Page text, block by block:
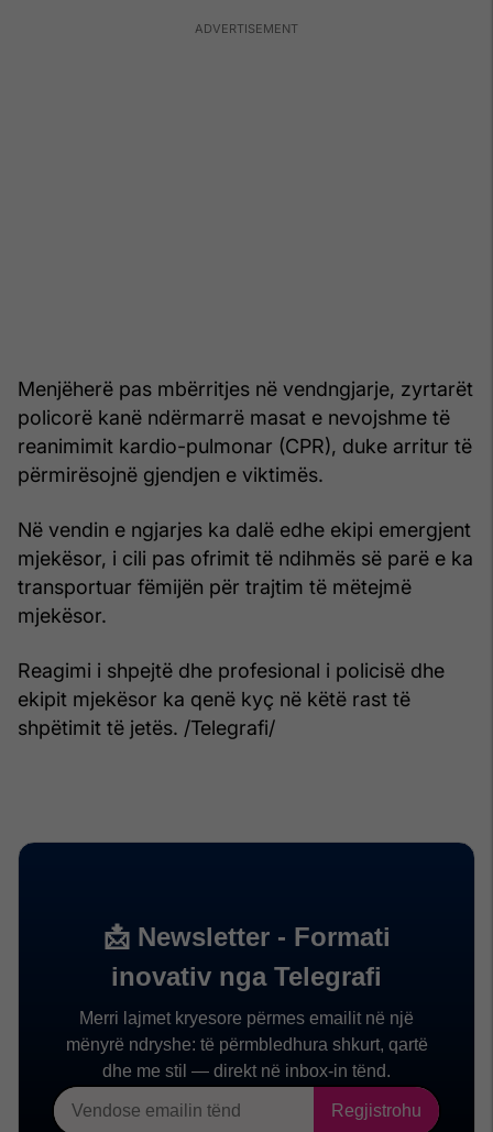
Menjëherë pas mbërritjes në vendngjarje, zyrtarët
policorë kanë ndërmarrë masat e nevojshme të
reanimimit kardio-pulmonar (CPR), duke arritur të
përmirësojnë gjendjen e viktimës.
Në vendin e ngjarjes ka dalë edhe ekipi emergjent
mjekësor, i cili pas ofrimit të ndihmës së parë e ka
transportuar fëmijën për trajtim të mëtejmë
mjekësor.
Reagimi i shpejtë dhe profesional i policisë dhe
ekipit mjekësor ka qenë kyç në këtë rast të
shpëtimit të jetës. /Telegrafi/